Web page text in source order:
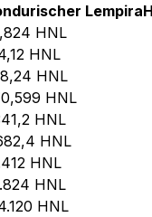
Lempira
HNL
HNL
HNL
HNL
HNL
HNL
HNL
HNL
HNL